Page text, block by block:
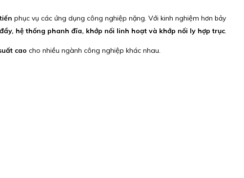
phục vụ các ứng dụng công nghiệp nặng. Với kinh nghiệm hơn bảy
hệ thống phanh đĩa, khớp nối linh hoạt và khớp nối ly hợp trục
cao cho nhiều ngành công nghiệp khác nhau.